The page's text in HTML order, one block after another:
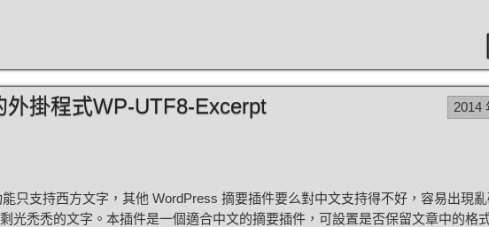
掛程式WP-UTF8-Excerpt
2014
只支持西方文字，其他 WordPress 摘要插件要么對中文支持得不好，容易出現
光禿禿的文字。本插件是一個適合中文的摘要插件，可設置是否保留文章中的格